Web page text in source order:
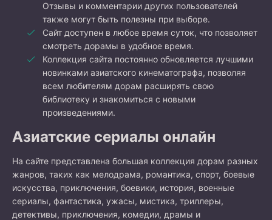
Отзывы и комментарии других пользователей
также могут быть полезны при выборе.
Сайт доступен в любое время суток, что позволяет
смотреть дорамы в удобное время.
Коллекция сайта постоянно обновляется лучшими
новинками азиатского кинематографа, позволяя
всем любителям дорам расширять свою
библиотеку и знакомиться с новыми
произведениями.
Азиатские сериалы онлайн
На сайте представлена большая коллекция дорам разных
жанров, таких как мелодрама, романтика, спорт, боевые
искусства, приключения, боевики, история, военные
сериалы, фантастика, ужасы, мистика, триллеры,
детективы, приключения, комедии, драмы и